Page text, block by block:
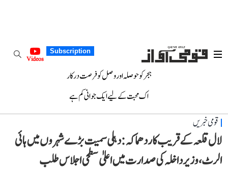
Subscription
Videos
ہجر کو حوصلہ اور وصل کو فرصت درکار
اک محبت کے لیے ایک جوانی کم ہے
قومی خبریں
لال قلعہ کے قریب کار دھماکہ: دہلی سمیت بڑے شہروں میں ہائی
الرٹ، وزیر داخلہ کی صدارت میں اعلیٰ سطحی اجلاس طلب